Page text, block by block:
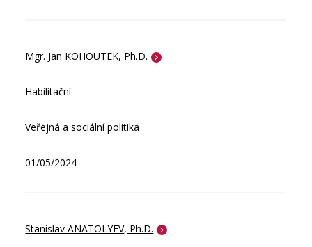
Mgr. Jan KOHOUTEK, Ph.D.
Habilitační
Veřejná a sociální politika
01/05/2024
Stanislav ANATOLYEV, Ph.D.